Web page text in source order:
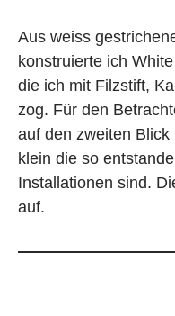
Aus weiss
konstruierte ich
die ich mit Filzstift,
zog. Für den
auf den zweiten
klein die so
Installationen sind.
auf.